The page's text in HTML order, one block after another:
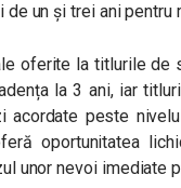
de un și trei ani
oferite la titlurile de
la 3 ani, iar
acordate peste
oportunitatea
unor nevoi imediate